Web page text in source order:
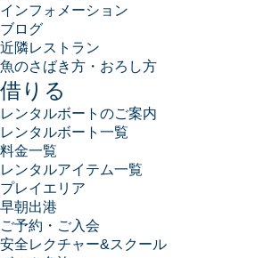
インフォメーション
ブログ
近隣レストラン
魚のさばき方・おろし方
借りる
レンタルボートのご案内
レンタルボート一覧
料金一覧
レンタルアイテム一覧
プレイエリア
早朝出港
ご予約・ご入会
安全レクチャー&スクール